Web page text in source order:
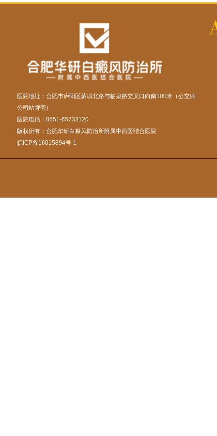
医院地址：合肥市庐阳区蒙城北路与临泉路交叉口向南100米（公交四
公司站牌旁）
医院电话：0551-65733120
版权所有：合肥华研白癜风防治所附属中西医结合医院
皖ICP备16015894号-1